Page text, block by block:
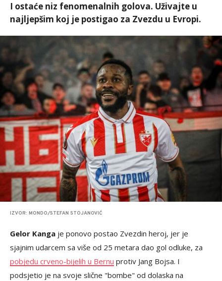
I ostaće niz fenomenalnih golova. Uživajte u
najljepšim koj je postigao za Zvezdu u Evropi.
IZVOR: MONDO/STEFAN STOJANOVIĆ
Gelor Kanga je ponovo postao Zvezdin heroj, jer je
sjajnim udarcem sa više od 25 metara dao gol odluke, za
pobjedu crveno-bijelih u Bernu protiv Jang Bojsa. I
podsjetio je na svoje slične "bombe" od dolaska na